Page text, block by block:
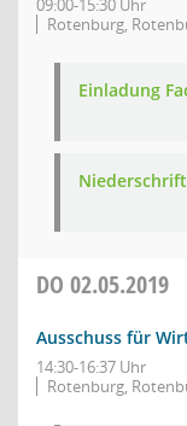
09:00-15:30 Uhr
Rotenburg,
Einladung
DO 02.05.2019
Ausschuss für
14:30-16:37 Uhr
Rotenburg,